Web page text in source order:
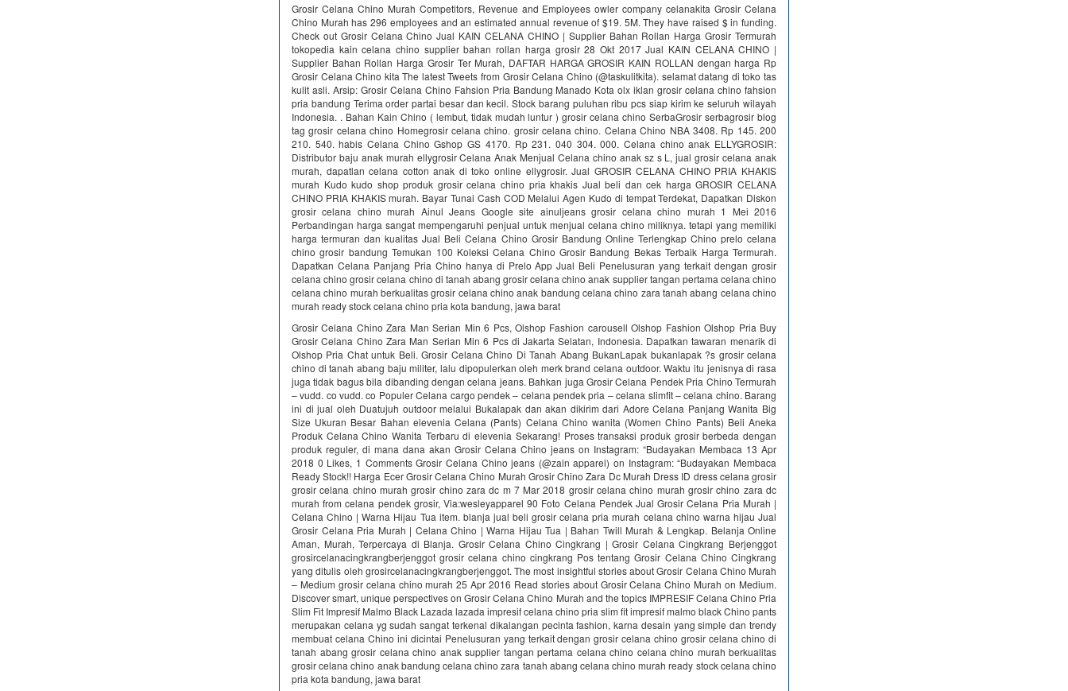
Grosir Celana Chino Murah Competitors, Revenue and Employees owler company celanakita Grosir Celana
Chino Murah has 296 employees and an estimated annual revenue of $19. 5M. They have raised $ in funding.
Check out Grosir Celana Chino Jual KAIN CELANA CHINO | Supplier Bahan Rollan Harga Grosir Termurah
tokopedia kain celana chino supplier bahan rollan harga grosir 28 Okt 2017 Jual KAIN CELANA CHINO |
Supplier Bahan Rollan Harga Grosir Ter Murah, DAFTAR HARGA GROSIR KAIN ROLLAN dengan harga Rp
Grosir Celana Chino kita The latest Tweets from Grosir Celana Chino (@taskulitkita). selamat datang di toko tas
kulit asli. Arsip: Grosir Celana Chino Fahsion Pria Bandung Manado Kota olx iklan grosir celana chino fahsion
pria bandung Terima order partai besar dan kecil. Stock barang puluhan ribu pcs siap kirim ke seluruh wilayah
Indonesia. . Bahan Kain Chino ( lembut, tidak mudah luntur ) grosir celana chino SerbaGrosir serbagrosir blog
tag grosir celana chino Homegrosir celana chino. grosir celana chino. Celana Chino NBA 3408. Rp 145. 200
210. 540. habis Celana Chino Gshop GS 4170. Rp 231. 040 304. 000. Celana chino anak ELLYGROSIR:
Distributor baju anak murah ellygrosir Celana Anak Menjual Celana chino anak sz s L, jual grosir celana anak
murah, dapatlan celana cotton anak di toko online ellygrosir. Jual GROSIR CELANA CHINO PRIA KHAKIS
murah Kudo kudo shop produk grosir celana chino pria khakis Jual beli dan cek harga GROSIR CELANA
CHINO PRIA KHAKIS murah. Bayar Tunai Cash COD Melalui Agen Kudo di tempat Terdekat, Dapatkan Diskon
grosir celana chino murah Ainul Jeans Google site ainuljeans grosir celana chino murah 1 Mei 2016
Perbandingan harga sangat mempengaruhi penjual untuk menjual celana chino miliknya. tetapi yang memiliki
harga termuran dan kualitas Jual Beli Celana Chino Grosir Bandung Online Terlengkap Chino prelo celana
chino grosir bandung Temukan 100 Koleksi Celana Chino Grosir Bandung Bekas Terbaik Harga Termurah.
Dapatkan Celana Panjang Pria Chino hanya di Prelo App Jual Beli Penelusuran yang terkait dengan grosir
celana chino grosir celana chino di tanah abang grosir celana chino anak supplier tangan pertama celana chino
celana chino murah berkualitas grosir celana chino anak bandung celana chino zara tanah abang celana chino
murah ready stock celana chino pria kota bandung, jawa barat
Grosir Celana Chino Zara Man Serian Min 6 Pcs, Olshop Fashion carousell Olshop Fashion Olshop Pria Buy
Grosir Celana Chino Zara Man Serian Min 6 Pcs di Jakarta Selatan, Indonesia. Dapatkan tawaran menarik di
Olshop Pria Chat untuk Beli. Grosir Celana Chino Di Tanah Abang BukanLapak bukanlapak ?s grosir celana
chino di tanah abang baju militer, lalu dipopulerkan oleh merk brand celana outdoor. Waktu itu jenisnya di rasa
juga tidak bagus bila dibanding dengan celana jeans. Bahkan juga Grosir Celana Pendek Pria Chino Termurah
– vudd. co vudd. co Populer Celana cargo pendek – celana pendek pria – celana slimfit – celana chino. Barang
ini di jual oleh Duatujuh outdoor melalui Bukalapak dan akan dikirim dari Adore Celana Panjang Wanita Big
Size Ukuran Besar Bahan elevenia Celana (Pants) Celana Chino wanita (Women Chino Pants) Beli Aneka
Produk Celana Chino Wanita Terbaru di elevenia Sekarang! Proses transaksi produk grosir berbeda dengan
produk reguler, di mana dana akan Grosir Celana Chino jeans on Instagram: “Budayakan Membaca 13 Apr
2018 0 Likes, 1 Comments Grosir Celana Chino jeans (@zain apparel) on Instagram: “Budayakan Membaca
Ready Stock!! Harga Ecer Grosir Celana Chino Murah Grosir Chino Zara Dc Murah Dress ID dress celana grosir
grosir celana chino murah grosir chino zara dc m 7 Mar 2018 grosir celana chino murah grosir chino zara dc
murah from celana pendek grosir, Via:wesleyapparel 90 Foto Celana Pendek Jual Grosir Celana Pria Murah |
Celana Chino | Warna Hijau Tua item. blanja jual beli grosir celana pria murah celana chino warna hijau Jual
Grosir Celana Pria Murah | Celana Chino | Warna Hijau Tua | Bahan Twill Murah & Lengkap. Belanja Online
Aman, Murah, Terpercaya di Blanja. Grosir Celana Chino Cingkrang | Grosir Celana Cingkrang Berjenggot
grosircelanacingkrangberjenggot grosir celana chino cingkrang Pos tentang Grosir Celana Chino Cingkrang
yang ditulis oleh grosircelanacingkrangberjenggot. The most insightful stories about Grosir Celana Chino Murah
– Medium grosir celana chino murah 25 Apr 2016 Read stories about Grosir Celana Chino Murah on Medium.
Discover smart, unique perspectives on Grosir Celana Chino Murah and the topics IMPRESIF Celana Chino Pria
Slim Fit Impresif Malmo Black Lazada lazada impresif celana chino pria slim fit impresif malmo black Chino pants
merupakan celana yg sudah sangat terkenal dikalangan pecinta fashion, karna desain yang simple dan trendy
membuat celana Chino ini dicintai Penelusuran yang terkait dengan grosir celana chino grosir celana chino di
tanah abang grosir celana chino anak supplier tangan pertama celana chino celana chino murah berkualitas
grosir celana chino anak bandung celana chino zara tanah abang celana chino murah ready stock celana chino
pria kota bandung, jawa barat